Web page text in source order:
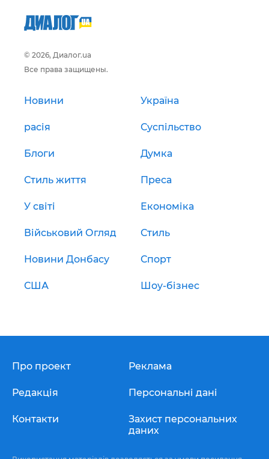
© 2026, Диалог.ua
Все права защищены.
Новини Україна
расія Суспільство
Блоги Думка
Стиль життя Преса
У світі Економіка
Військовий Огляд Стиль
Новини Донбасу Спорт
США Шоу-бізнес
Про проект
Редакція
Контакти
Реклама
Персональні дані
Захист персональних
даних